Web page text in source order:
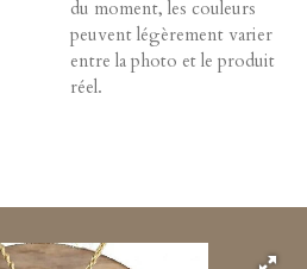
du moment, les couleurs
peuvent légèrement varier
entre la photo et le produit
réel.